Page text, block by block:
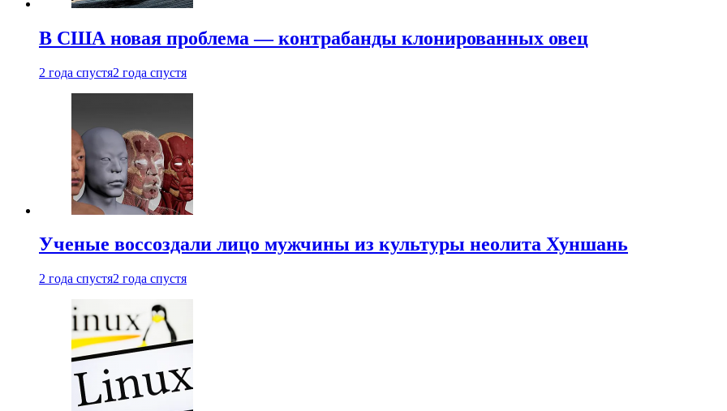
В США новая проблема — контрабанды клонированных овец
2 года спустя2 года спустя
Ученые воссоздали лицо мужчины из культуры неолита Хуншань
2 года спустя2 года спустя